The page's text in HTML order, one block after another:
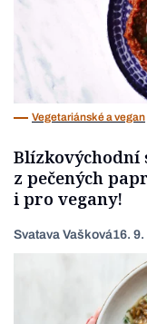
Vegetariánské a vegan
Blízkovýchodní
z pečených
i pro vegany!
Svatava Vašková16.